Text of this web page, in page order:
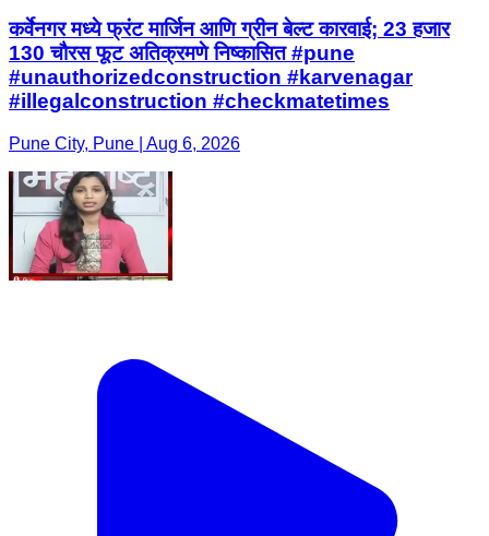
कर्वेनगर मध्ये फ्रंट मार्जिन आणि ग्रीन बेल्ट कारवाई; 23 हजार
130 चौरस फूट अतिक्रमणे निष्कासित #pune
#unauthorizedconstruction #karvenagar
#illegalconstruction #checkmatetimes
Pune City, Pune | Aug 6, 2026